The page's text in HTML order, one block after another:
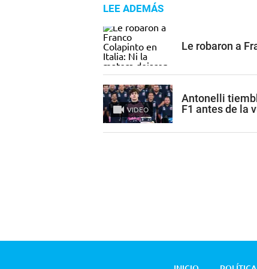
LEE ADEMÁS
Le robaron a
VIDEO
Antonelli
F1 antes de la